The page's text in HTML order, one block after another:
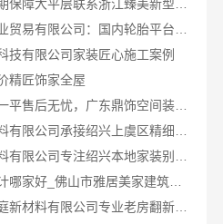
技有限公司家装匠心施工案例
精匠饰家全屋
深圳装饰多少钱一平售后无忧，广东鼎饰空间装饰工程有限公司透明报价
品质装饰家装设计哪家好_佛山市雅居美家建筑装饰工程有限公司
苏州市区百年豪庭新材料有限公司专业老房翻新报价